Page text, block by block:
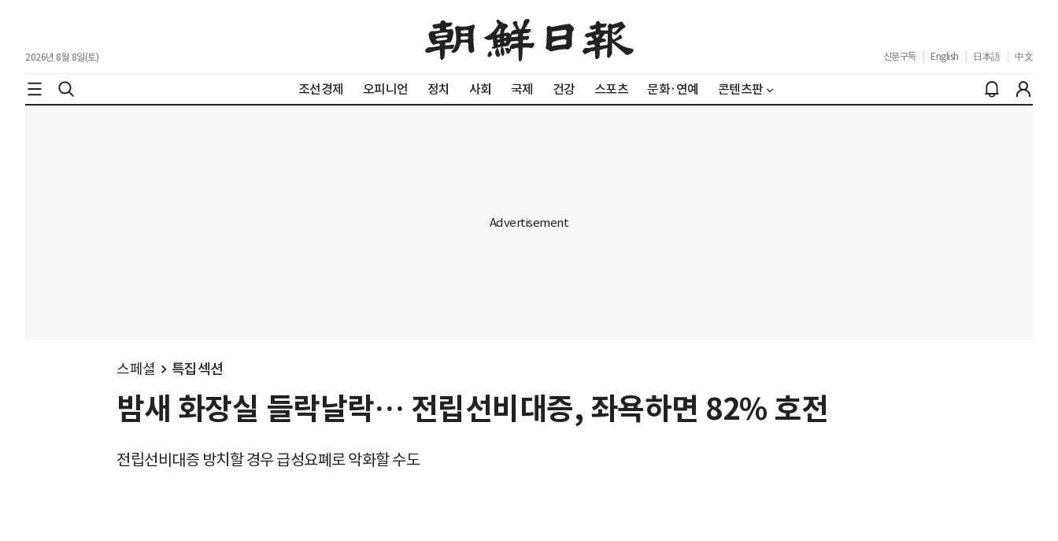
2026년 8월 8일(토) 신문구독 English 日本語 中文
조선경제 오피니언 정치 사회 국제 건강 스포츠 문화·연예 콘텐츠판
스페셜 특집섹션
밤새 화장실 들락날락… 전립선비대증, 좌욕하면 82% 호전
전립선비대증 방치할 경우 급성요폐로 악화할 수도